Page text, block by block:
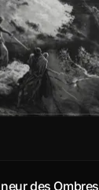
des Ombres